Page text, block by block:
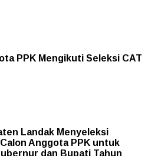
PPK Mengikuti Seleksi CAT
Landak Menyeleksi
Anggota PPK untuk
dan Bupati Tahun